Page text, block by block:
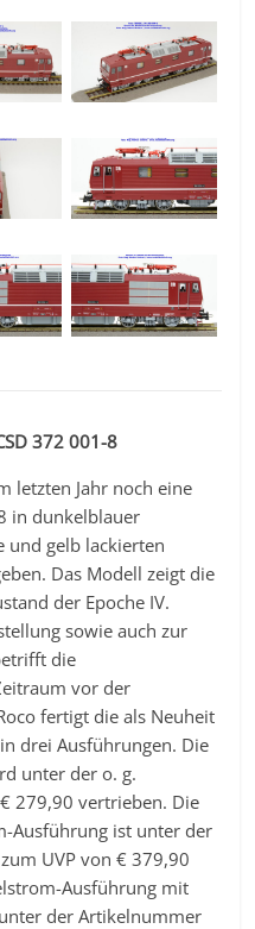
372 001-8
letzten Jahr noch eine
in dunkelblauer
und gelb lackierten
Das Modell zeigt die
der Epoche IV.
sowie auch zur
die
vor der
fertigt die als Neuheit
drei Ausführungen. Die
unter der o. g.
279,90 vertrieben. Die
Ausführung ist unter der
UVP von € 379,90
Ausführung mit
der Artikelnummer